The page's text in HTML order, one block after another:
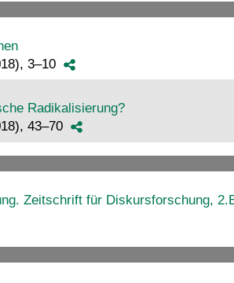
3–10
Radikalisierung?
43–70
Zeitschrift für Diskursforschung,